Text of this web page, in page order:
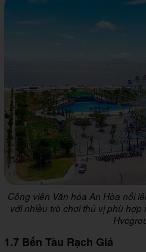
Công viên Văn hóa An Hòa nổi
với nhiều trò chơi thú vị phù
1.7 Bến Tàu Rạch Giá